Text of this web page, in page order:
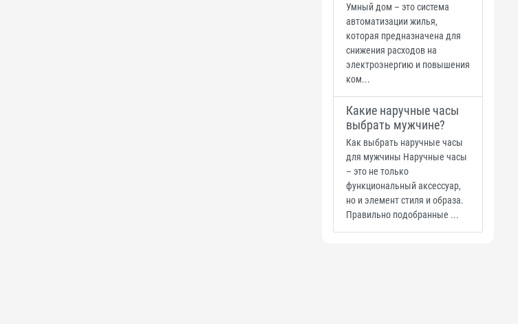
Умный дом – это система
автоматизации жилья,
которая предназначена для
снижения расходов на
электроэнергию и повышения
ком...
Какие наручные часы
выбрать мужчине?
Как выбрать наручные часы
для мужчины Наручные часы
– это не только
функциональный аксессуар,
но и элемент стиля и образа.
Правильно подобранные ...